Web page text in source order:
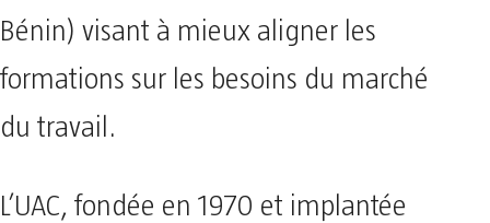
Bénin) visant à mieux aligner les
formations sur les besoins du marché
du travail.
L’UAC, fondée en 1970 et implantée